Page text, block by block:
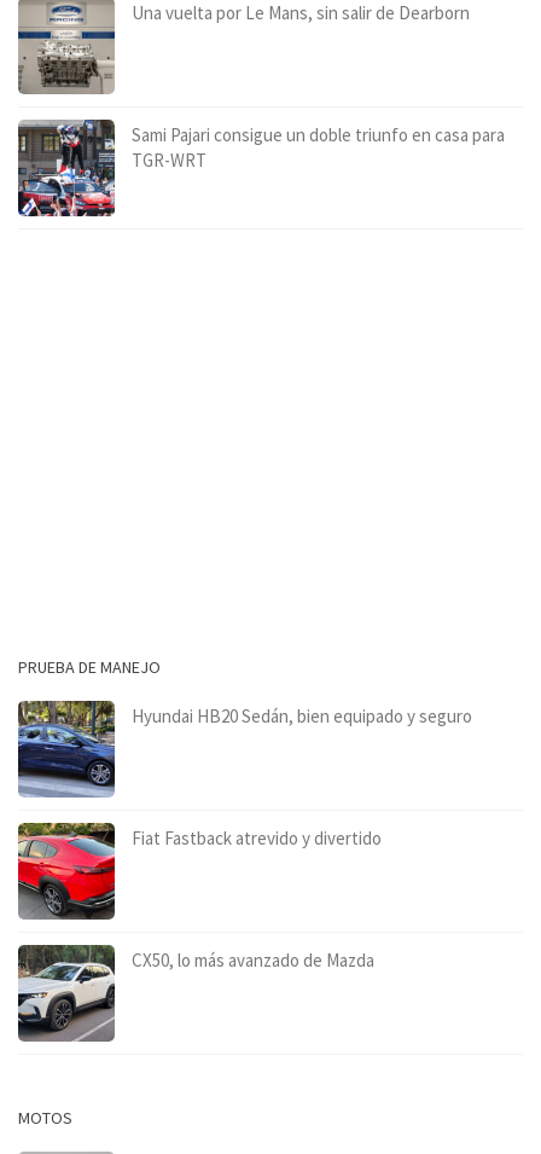
Una vuelta por Le Mans, sin salir de Dearborn
Sami Pajari consigue un doble triunfo en casa para
TGR-WRT
PRUEBA DE MANEJO
Hyundai HB20 Sedán, bien equipado y seguro
Fiat Fastback atrevido y divertido
CX50, lo más avanzado de Mazda
MOTOS